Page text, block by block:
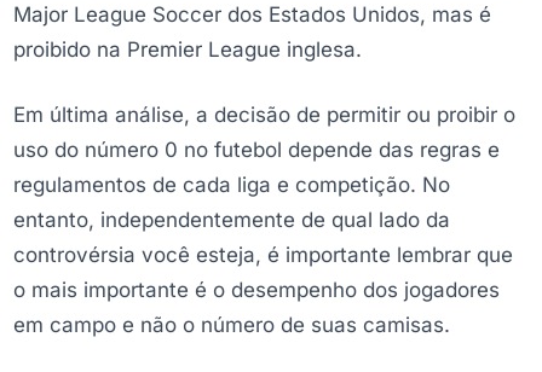
Major League Soccer dos Estados Unidos, mas é
proibido na Premier League inglesa.
Em última análise, a decisão de permitir ou proibir o
uso do número 0 no futebol depende das regras e
regulamentos de cada liga e competição. No
entanto, independentemente de qual lado da
controvérsia você esteja, é importante lembrar que
o mais importante é o desempenho dos jogadores
em campo e não o número de suas camisas.